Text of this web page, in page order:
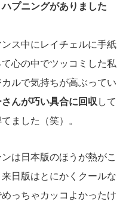
プニングがありました
ス中にレイチェルに手紙
心の中でツッコミした私
ルで気持ちが高ぶってい
んが巧い具合に回収 して
ました（笑）。
は日本版のほうが熱がこ
日版はとにかくクールな
っちゃカッコよかったけ